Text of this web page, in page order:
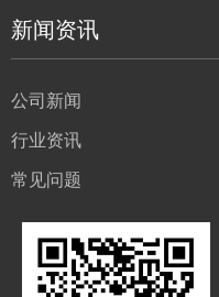
新闻资讯
公司新闻
行业资讯
常见问题